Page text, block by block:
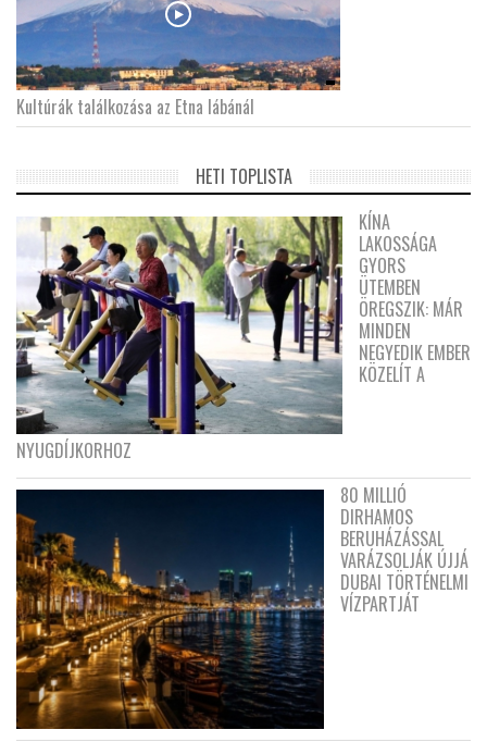
Kultúrák találkozása az Etna lábánál
HETI TOPLISTA
KÍNA
LAKOSSÁGA
GYORS
ÜTEMBEN
ÖREGSZIK: MÁR
MINDEN
NEGYEDIK EMBER
KÖZELÍT A
NYUGDÍJKORHOZ
80 MILLIÓ
DIRHAMOS
BERUHÁZÁSSAL
VARÁZSOLJÁK ÚJJÁ
DUBAI TÖRTÉNELMI
VÍZPARTJÁT